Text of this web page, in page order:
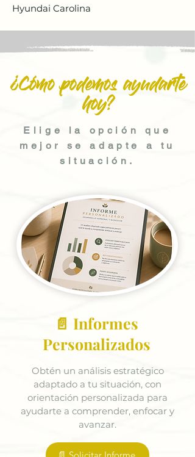
Hyundai Carolina
¿Cómo podemos ayudarte
hoy?
Elige la opción que
mejor se adapte a tu
situación.
📄 Informes
Personalizados
Obtén un análisis estratégico
adaptado a tu situación, con
orientación personalizada para
ayudarte a comprender, enfocar y
avanzar.